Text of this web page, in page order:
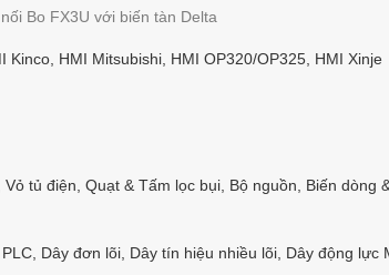
Bo FX3U với biến tàn Delta
Kinco, HMI Mitsubishi, HMI OP320/OP325, HMI Xinje
tủ điện, Quạt & Tấm lọc bụi, Bộ nguồn, Biến dòng
Dây đơn lõi, Dây tín hiệu nhiều lõi, Dây động lực